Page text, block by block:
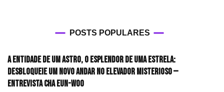
POSTS POPULARES
A entidade de um astro, o esplendor de uma estrela:
desbloqueie um novo andar no elevador misterioso —
Entrevista CHA EUN-WOO